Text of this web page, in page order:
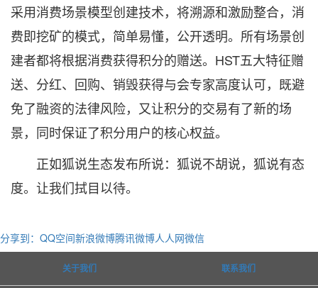
采用消费场景模型创建技术，将溯源和激励整合，消
费即挖矿的模式，简单易懂，公开透明。所有场景创
建者都将根据消费获得积分的赠送。HST五大特征赠
送、分红、回购、销毁获得与会专家高度认可，既避
免了融资的法律风险，又让积分的交易有了新的场
景，同时保证了积分用户的核心权益。
正如狐说生态发布所说：狐说不胡说，狐说有态
度。让我们拭目以待。
分享到： QQ空间新浪微博腾讯微博人人网微信
关于我们 联系我们